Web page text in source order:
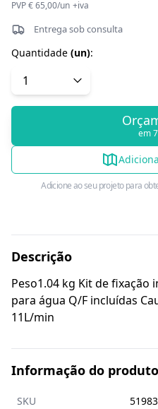
PVP€ 65,00/un +iva
Entrega sob consulta
Quantidade (un):
em
Adicione ao seu projeto para
Descrição
Peso1.04 kg Kit de fixação
para água Q/F incluídas
11L/min
Informação do produto
SKU